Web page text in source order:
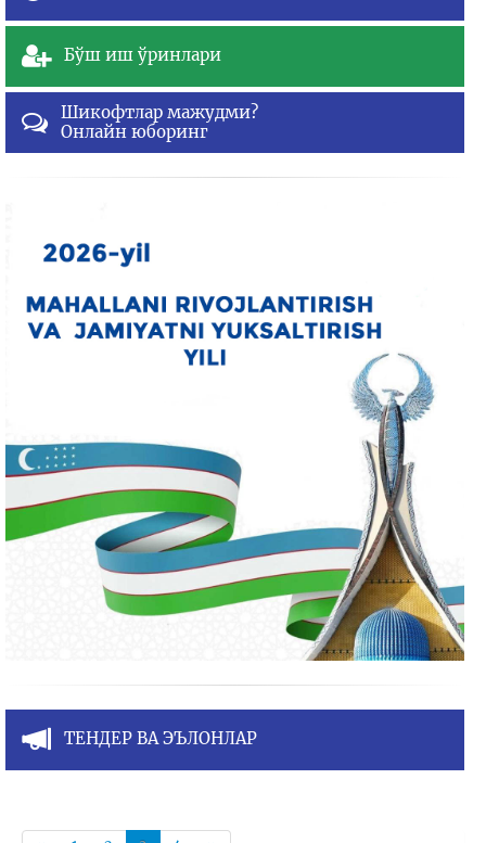
Бўш иш ўринлари
Шикофтлар мажудми?
Онлайн юборинг
ТЕНДЕР ВА ЭЪЛОНЛАР